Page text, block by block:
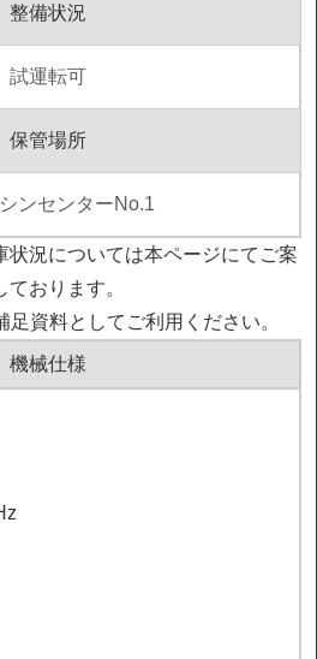
整備状況
試運転可
保管場所
ンセンターNo.1
状況については本ページにてご案
ております。
資料としてご利用ください。
機械仕様